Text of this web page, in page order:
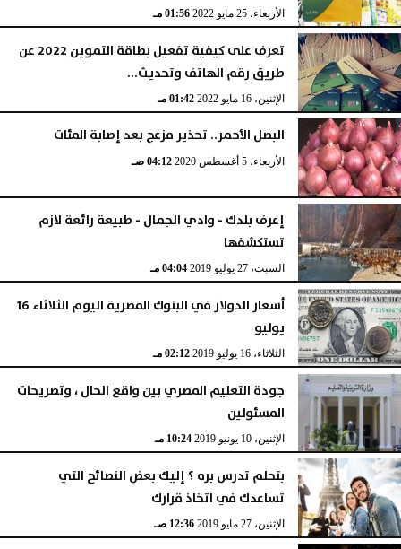
الأربعاء، 25 مايو 2022 01:56 مـ
تعرف على كيفية تفعيل بطاقة التموين 2022 عن
طريق رقم الهاتف وتحديث...
الإثنين، 16 مايو 2022 01:42 مـ
البصل الأحمر.. تحذير مزعج بعد إصابة المئات
الأربعاء، 5 أغسطس 2020 04:12 صـ
إعرف بلدك - وادي الجمال - طبيعة رائعة لازم
تستكشفها
السبت، 27 يوليو 2019 04:04 مـ
أسعار الدولار في البنوك المصرية اليوم الثلاثاء 16
يوليو
الثلاثاء، 16 يوليو 2019 02:12 مـ
جودة التعليم المصري بين واقع الحال ، وتصريحات
المسئولين
الإثنين، 10 يونيو 2019 10:24 مـ
بتحلم تدرس بره ؟ إليك بعض النصائح التي
تساعدك في اتخاذ قرارك
الإثنين، 27 مايو 2019 12:36 صـ